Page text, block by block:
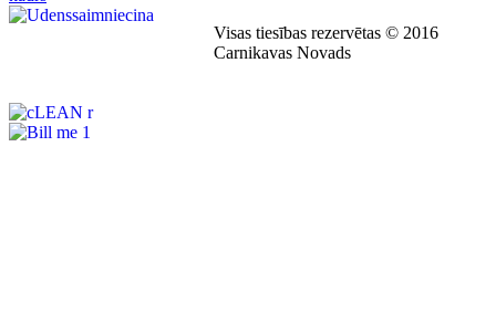
Visas tiesības rezervētas © 2016
Carnikavas Novads